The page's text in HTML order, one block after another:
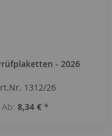
- 2026
1312/26
Ab 8,34 € *